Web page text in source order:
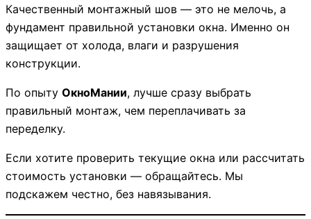
Качественный монтажный шов — это не мелочь, а
фундамент правильной установки окна. Именно он
защищает от холода, влаги и разрушения
конструкции.
По опыту ОкноМании, лучше сразу выбрать
правильный монтаж, чем переплачивать за
переделку.
Если хотите проверить текущие окна или рассчитать
стоимость установки — обращайтесь. Мы
подскажем честно, без навязывания.